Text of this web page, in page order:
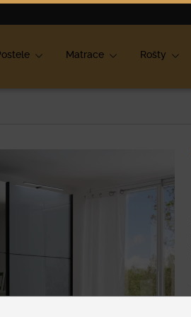
Matrace Rošty